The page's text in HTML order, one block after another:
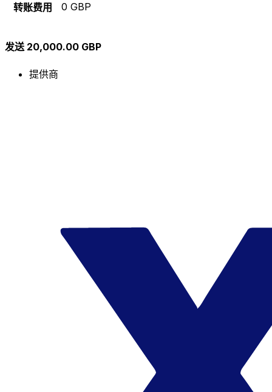
转账费用 0 GBP
发送 20,000.00 GBP
提供商